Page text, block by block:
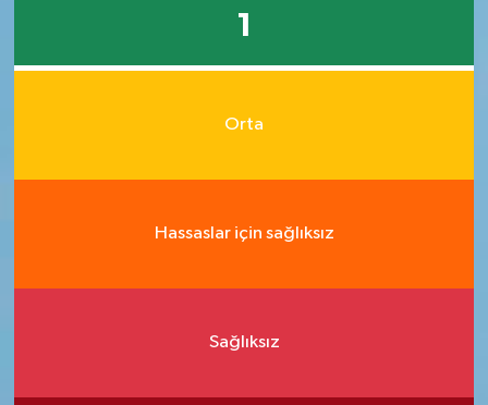
1
Orta
Hassaslar için sağlıksız
Sağlıksız